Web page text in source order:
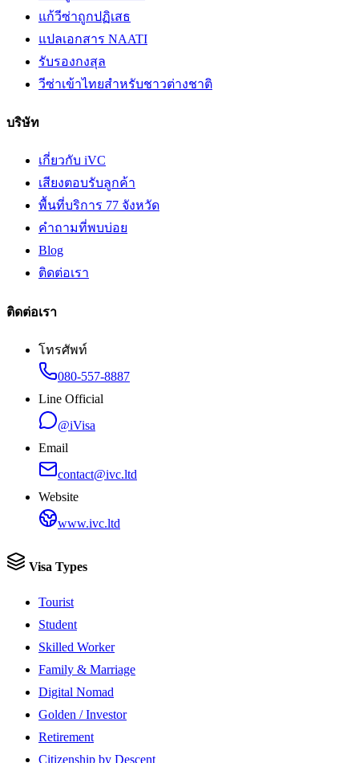
แก้วีซ่าถูกปฏิเสธ
แปลเอกสาร NAATI
รับรองกงสุล
วีซ่าเข้าไทยสำหรับชาวต่างชาติ
บริษัท
เกี่ยวกับ iVC
เสียงตอบรับลูกค้า
พื้นที่บริการ 77 จังหวัด
คำถามที่พบบ่อย
Blog
ติดต่อเรา
ติดต่อเรา
โทรศัพท์
080-557-8887
Line Official
@iVisa
Email
contact@ivc.ltd
Website
www.ivc.ltd
Visa Types
Tourist
Student
Skilled Worker
Family & Marriage
Digital Nomad
Golden / Investor
Retirement
Citizenship by Descent